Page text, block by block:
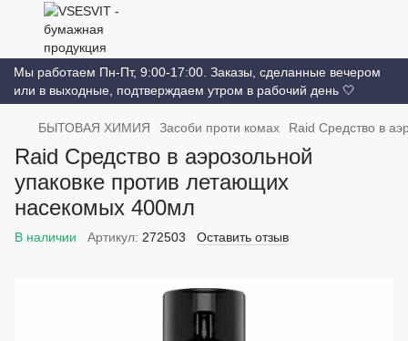
Мы работаем Пн-Пт, 9:00-17:00. Заказы, сделанные вечером
или в выходные, подтверждаем утром в рабочий день 🤍
БЫТОВАЯ ХИМИЯ Засоби проти комах Raid Средство в
Raid Средство в аэрозольной
упаковке против летающих
насекомых 400мл
В наличии Артикул: 272503 Оставить отзыв